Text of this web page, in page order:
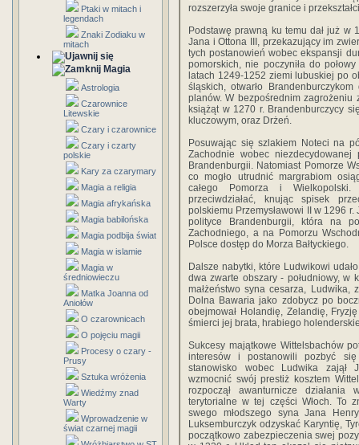
Ptaki w mitach i
legendach
Znaki Zodiaku w
mitach
Magia
Astrologia
Czarownice
Litewskie
Czary i czarownice
Czary i czarty
polskie
Kary za czarymary
Magia a religia
Magia afrykańska
Magia babilońska
Magia podbija świat
Magia w islamie
Magia w
średniowieczu
Matka Joanna od
Aniołów
O czarownicach
O pojęciu magii
Procesy o czary -
Prusy
Sztuka wróżenia
Wiedźmy znad
Warty
Wprowadzenie w
świat czarnej magii
rozszerzyła swoje granice i
Podstawę prawną ku temu dał już w
Jana i Ottona III, przekazujący im
tych postanowień wobec ekspansji
pomorskich, nie poczyniła do
latach 1249-1252 ziemi lubuskiej po
śląskich, otwarło
planów. W bezpośrednim zagrożeniu
książąt w 1270 r. Brandenburczycy
kluczowym, oraz Drżeń.
Posuwając się szlakiem Noteci na
Zachodnie wobec
Brandenburgii. Natomiast Pomorze
co mogło utrudnić margrabiom
całego Pomorza i Wielkopolski.
przeciwdziałać, knując spisek
polskiemu Przemysławowi II w 1296
polityce Brandenburgii, która na
Zachodniego, a na Pomorzu
Polsce dostęp do Morza Bałtyckiego.
Dalsze nabytki, które Ludwikowi
dwa zwarte obszary - południowy, w
małżeństwo syna cesarza, Ludwika,
Dolna Bawaria jako zdobycz po
obejmował Holandię, Zelandię,
śmierci jej brata, hrabiego
Sukcesy majątkowe Wittelsbachów
interesów i postanowili pozbyć się
stanowisko wobec Ludwika zajął
wzmocnić swój prestiż kosztem
rozpoczął awanturnicze
terytorialne w tej części Włoch. To
swego młodszego syna Jana
Luksemburczyk odzyskać Karyntię,
początkowo zabezpieczenia swej